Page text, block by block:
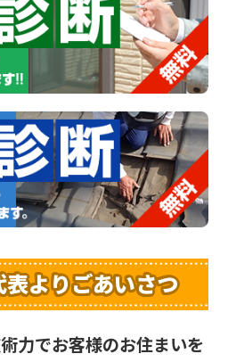
よりごあいさつ
力でお客様のお住まいを